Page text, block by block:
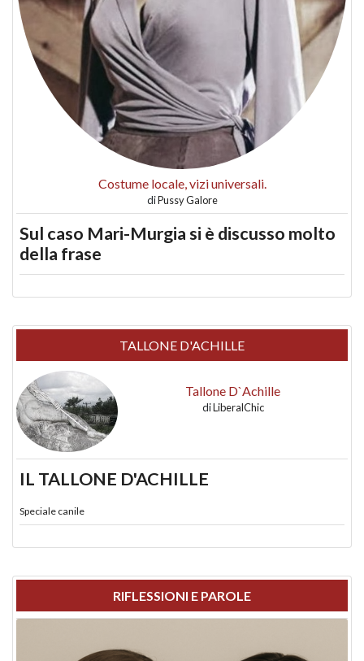
Costume locale, vizi universali.
diPussy Galore
Sul caso Mari-Murgia si è discusso molto
della frase
TALLONE D'ACHILLE
Tallone D`Achille
diLiberalChic
IL TALLONE D'ACHILLE
Speciale canile
RIFLESSIONI E PAROLE